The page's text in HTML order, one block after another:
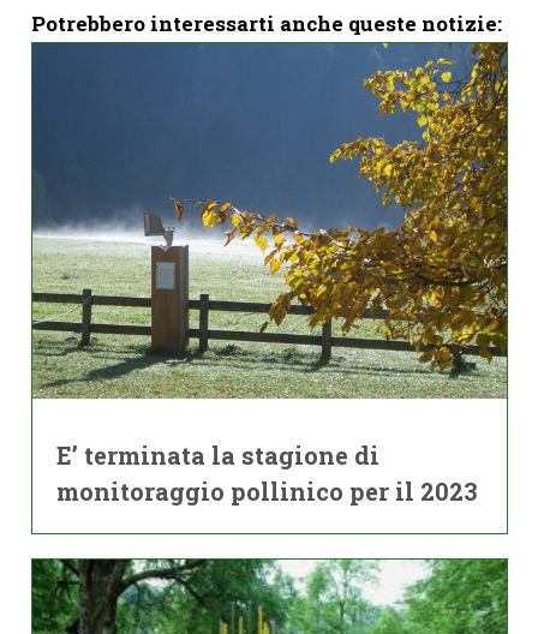
Potrebbero interessarti anche queste notizie:
E’ terminata la stagione di
monitoraggio pollinico per il 2023